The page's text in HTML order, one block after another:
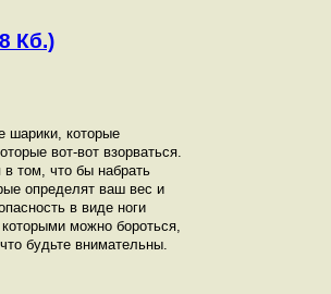
Кб.)
шарики, которые
вот-вот взорваться.
том, что бы набрать
определят ваш вес и
в виде ноги
можно бороться,
будьте внимательны.